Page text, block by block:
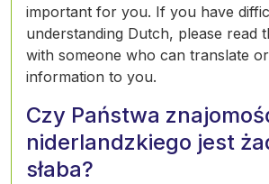
important for you. If you have
understanding Dutch, please read
with someone who can translate
information to you.
Czy Państwa
niderlandzkiego jest
słaba?